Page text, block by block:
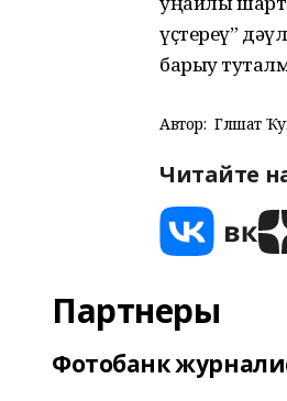
үҫтереү”
барыу
Автор: Гөлшат
Читайте
Партнеры
Фотобанк